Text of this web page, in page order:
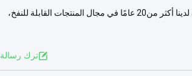
قوانغتشو شينتشنغ للمعدات الترفيهية القابلة للنفخ المحدودة وصف المنتج: نحن مصنعون محترفون لدينا أكثر من20 عامًا في مجال المنتجات القابلة للنفخ،
ترك رسالة